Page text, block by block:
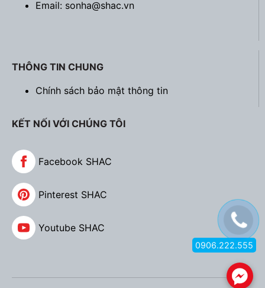
Email: sonha@shac.vn
THÔNG TIN CHUNG
Chính sách bảo mật thông tin
KẾT NỐI VỚI CHÚNG TÔI
Facebook SHAC
Pinterest SHAC
Youtube SHAC
.
0906.222.555